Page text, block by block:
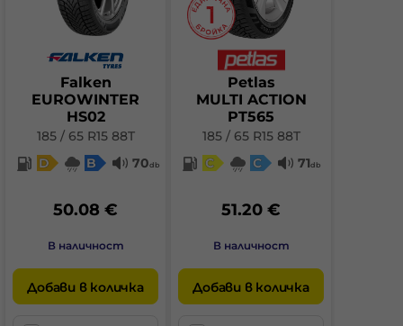
Falken
EUROWINTER
HS02
185 / 65 R15 88T
D
B 70db
50.08 €
В наличност
Добави в количка
Petlas
MULTI ACTION
PT565
185 / 65 R15 88T
C
C 71db
51.20 €
В наличност
Добави в количка